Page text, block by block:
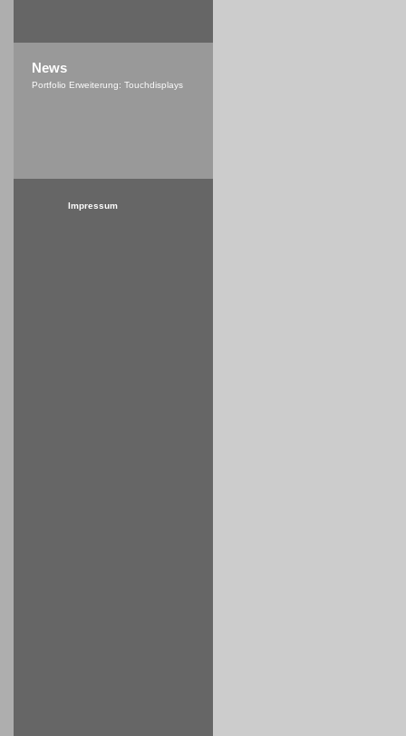
News
Portfolio Erweiterung: Touchdisplays
Impressum